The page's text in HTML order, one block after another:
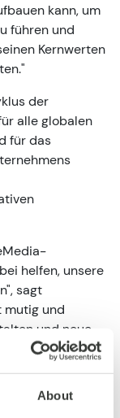
About
kann, um
führen und
Kernwerten
der
alle globalen
für das
helfen, unsere
sagt
mutig und
und neue
um mit den